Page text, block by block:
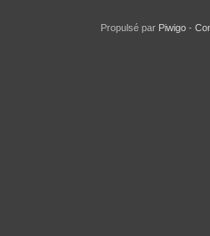
Propulsé par Piwigo -